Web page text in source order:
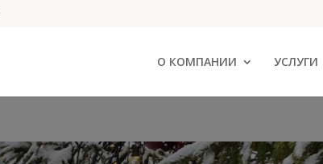
О КОМПАНИИ УСЛУГИ